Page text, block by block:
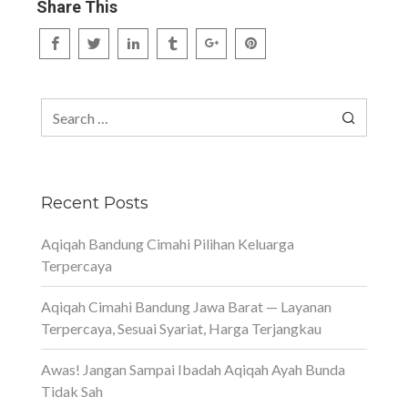
Share This
Recent Posts
Aqiqah Bandung Cimahi Pilihan Keluarga
Terpercaya
Aqiqah Cimahi Bandung Jawa Barat — Layanan
Terpercaya, Sesuai Syariat, Harga Terjangkau
Awas! Jangan Sampai Ibadah Aqiqah Ayah Bunda
Tidak Sah